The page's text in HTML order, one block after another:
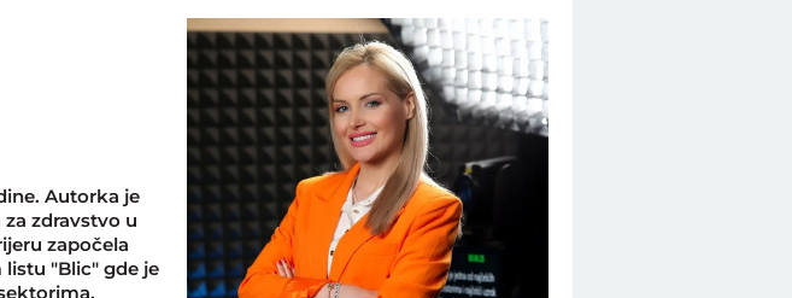
Autorka je
zdravstvo u
započela
listu "Blic" gde je